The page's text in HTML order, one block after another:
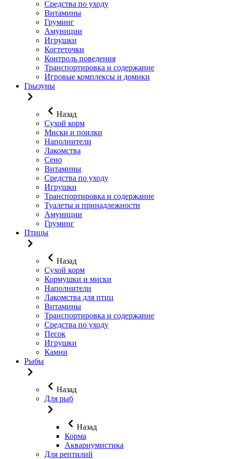
Средства по уходу
Витамины
Груминг
Амуниции
Игрушки
Когтеточки
Контроль поведения
Транспортировка и содержание
Игровые комплексы и домики
Грызуны
Назад
Сухой корм
Миски и поилки
Наполнители
Лакомства
Сено
Витамины
Средства по уходу
Игрушки
Транспортировка и содержание
Туалеты и принадлежности
Амуниции
Груминг
Птицы
Назад
Сухой корм
Кормушки и миски
Наполнители
Лакомства для птиц
Витамины
Транспортировка и содержание
Средства по уходу
Песок
Игрушки
Камни
Рыбы
Назад
Для рыб
Назад
Корма
Аквариумистика
Для рептилий